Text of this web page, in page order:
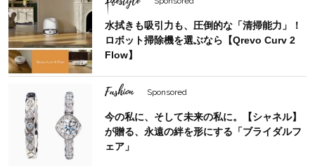
水拭きも吸引力も、圧倒的な「清掃能力」！
ロボット掃除機を選ぶなら【Qrevo Curv 2
Flow】
Fashion Sponsored
今の私に、そして未来の私に。【シャネル】
が贈る、永遠の絆を形にする「ブライダルフ
ェア」